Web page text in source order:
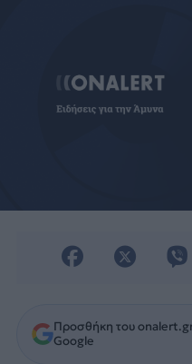
Προσθήκη του
Google